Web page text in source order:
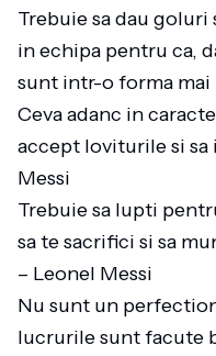
Trebuie sa dau
in echipa pentru ca,
sunt intr-o forma
Ceva adanc in
accept loviturile si
Messi
Trebuie sa lupti
sa te sacrifici si sa
– Leonel Messi
Nu sunt un
lucrurile sunt facute